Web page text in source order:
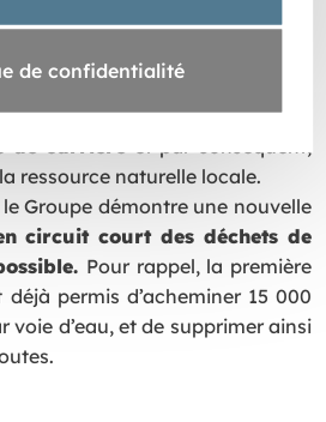
de confidentialité
DE LA
permis d’économiser 8000
de carrière et par conséquent,
ressource naturelle locale.
Groupe démontre une nouvelle
circuit court des déchets de
Pour rappel, la première
permis d’acheminer 15 000
voie d’eau, et de supprimer ainsi